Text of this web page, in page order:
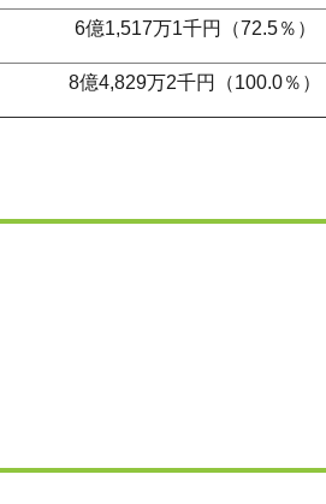
6億1,517万1千円（72.5％）
8億4,829万2千円（100.0％）